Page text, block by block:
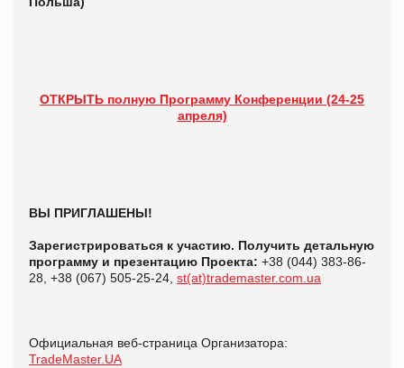
ОТКРЫТЬ полную Программу Конференции (24-25
апреля)
ВЫ ПРИГЛАШЕНЫ!
Зарегистрироваться к участию. Получить детальную
программу и презентацию Проекта: +38 (044) 383-86-
28, +38 (067) 505-25-24, st(at)trademaster.com.ua
Официальная веб-страница Организатора:
TradeMaster.UA